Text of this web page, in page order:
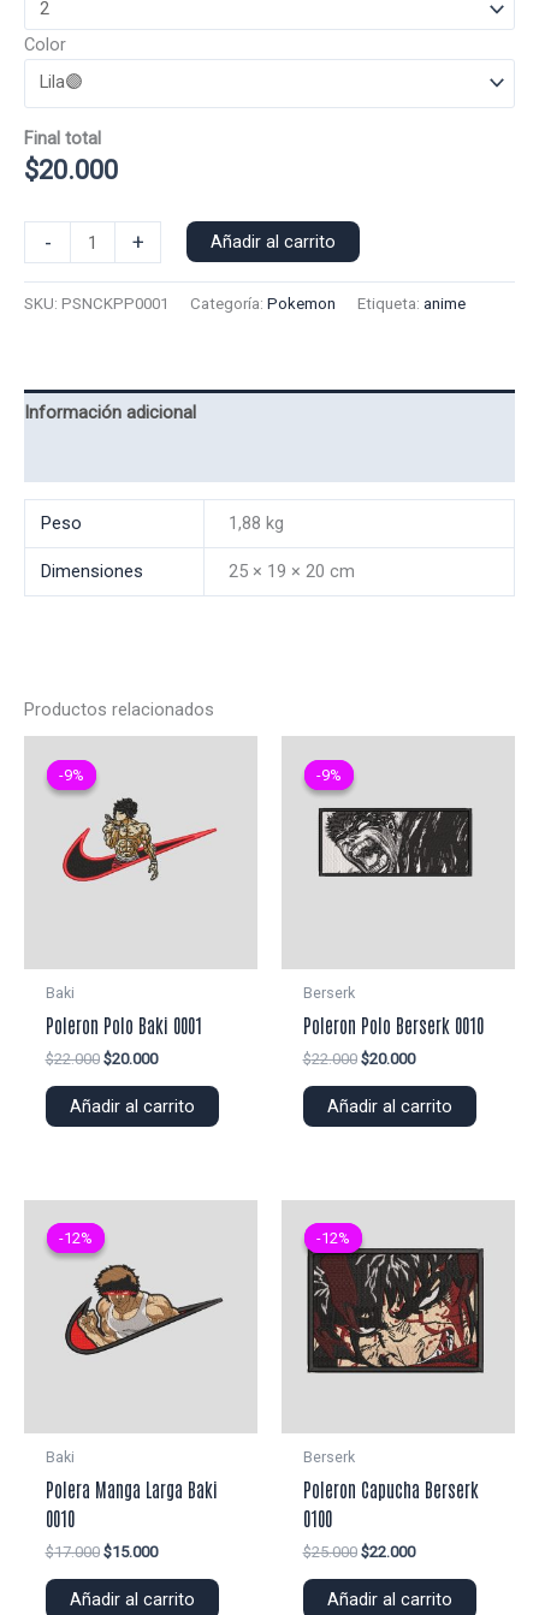
Color
Final total
$20.000
-
Polo
+ Añadir al carrito
SKU: PSNCKPP0001 Categoría: Pokemon Etiqueta: anime
Información adicional
Peso 1,88 kg
Dimensiones 25 × 19 × 20 cm
Productos relacionados
-9%
-9%
Baki
Poleron Polo Baki 0001
$22.000 El
original
$20.000El
actual
Añadir al carrito
-9%
-9%
Berserk
Poleron Polo Berserk 0010
$22.000 El
original
$20.000El
actual
Añadir al carrito
-12%
-12%
Baki
Polera Manga Larga Baki
0010
$17.000 El
original
$15.000El
actual
Añadir al carrito
-12%
-12%
Berserk
Poleron Capucha Berserk
0100
$25.000 El
original
$22.000El
actual
Añadir al carrito